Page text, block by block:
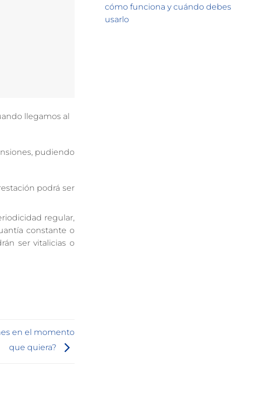
llegamos al
pudiendo
podrá ser
regular,
constante o
ser vitalicias o
en el momento
que quiera?
cómo funciona y cuándo debes
usarlo